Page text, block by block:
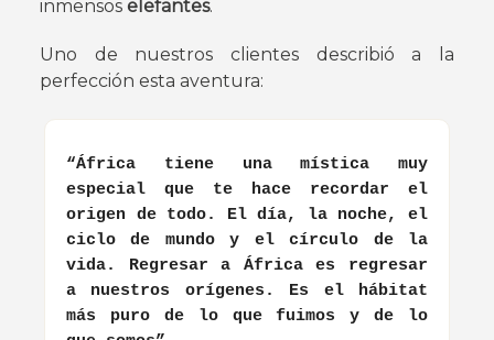
inmensos elefantes.
Uno de nuestros clientes describió a la
perfección esta aventura:
“África tiene una mística muy
especial que te hace recordar el
origen de todo. El día, la noche, el
ciclo de mundo y el círculo de la
vida. Regresar a África es regresar
a nuestros orígenes. Es el hábitat
más puro de lo que fuimos y de lo